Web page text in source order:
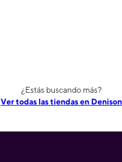
¿Estás buscando más?
Ver todas las tiendas en Denison